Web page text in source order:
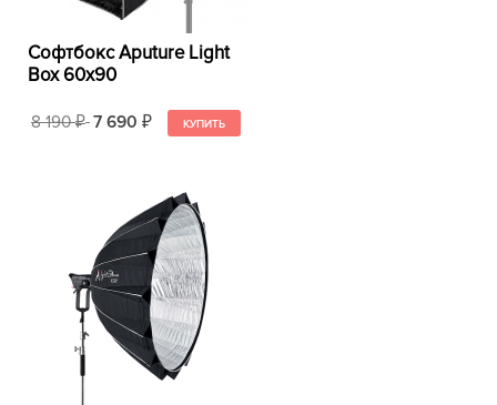
Софтбокс Aputure Light
Box 60х90
8 190₽ 7 690 ₽